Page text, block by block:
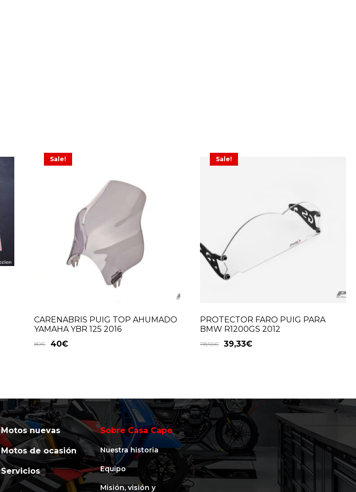
Sale!
CARENABRIS PUIG TOP AHUMADO
YAMAHA YBR 125 2016
80€ 40€
Sale!
PROTECTOR FARO PUIG PARA
BMW R1200GS 2012
78,65€ 39,33€
Motos nuevas
Motos de ocasión
Servicios
Sobre Casa Capo
Nuestra historia
Equipo
Misión, visión y